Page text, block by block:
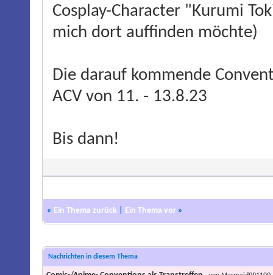
Cosplay-Character "Kurumi
mich dort auffinden möchte)
Die darauf kommende
ACV von 11. - 13.8.23
Bis dann!
« Ein Thema zurück Ein Thema vor »
Nachrichten in diesem Thema